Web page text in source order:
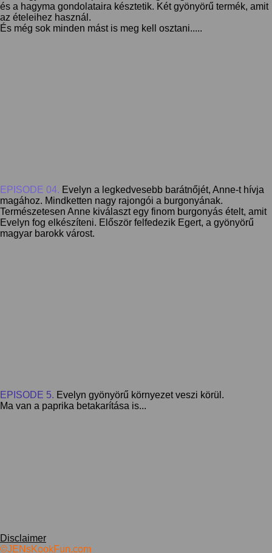
és a hagyma gondolataira késztetik. Két gyönyörű termék, amit
az ételeihez használ.
És még sok minden mást is meg kell osztani.....
EPISODE 04. Evelyn a legkedvesebb barátnőjét, Anne-t hívja
magához. Mindketten nagy rajongói a burgonyának.
Természetesen Anne kiválaszt egy finom burgonyás ételt, amit
Evelyn fog elkészíteni. Először felfedezik Egert, a gyönyörű
magyar barokk várost.
EPISODE 5. Evelyn gyönyörű környezet veszi körül.
Ma van a paprika betakarítása is...
Disclaimer
©JENsKookFun.com